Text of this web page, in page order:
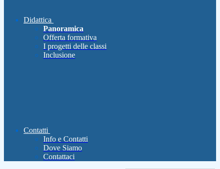
Didattica
Panoramica
Offerta formativa
I progetti delle classi
Inclusione
Contatti
Info e Contatti
Dove Siamo
Contattaci